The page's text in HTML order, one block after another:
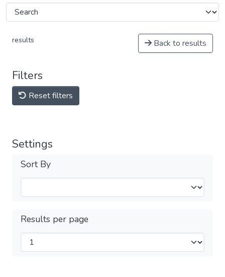
results Back to results
Filters
Reset filters
Settings
Sort By
Results per page